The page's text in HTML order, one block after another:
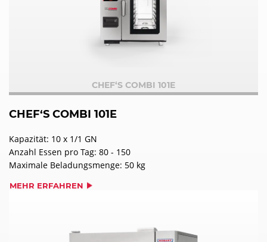
CHEF‘S COMBI 101E
CHEF‘S COMBI 101E
Kapazität: 10 x 1/1 GN
Anzahl Essen pro Tag: 80 - 150
Maximale Beladungsmenge: 50 kg
MEHR ERFAHREN